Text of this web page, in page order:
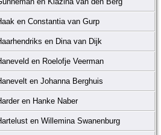
en Constantia van Gurp
en Dina van Dijk
en Roelofje Veerman
en Johanna Berghuis
en Hanke Naber
en Willemina Swanenburg